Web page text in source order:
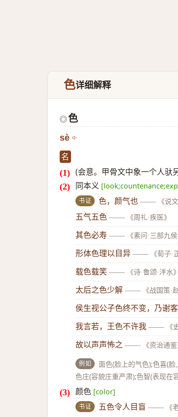
色详细解释
◎色
sè
名
(会意。甲骨文中象一个人驮
同本义
书证 色，颜气也 —— 《说文
五气五色 —— 《周礼·疾医》
其色必寿 —— 《素问·三部九侯
形体色理以目异 —— 《荀子·
载色载笑 —— 《诗·鲁颂·泮水》
太后之色少解 —— 《战国策·
侯生视公子色终不变，乃谢
我言若，王色不许我 —— 《
故以声声怖之 —— 《资治通鉴
例如
面色(脸上的气色);色喜(
色庄(容貌庄重严肃);色智(表现在
颜色 [color]
书证 五色令人目盲 —— 《